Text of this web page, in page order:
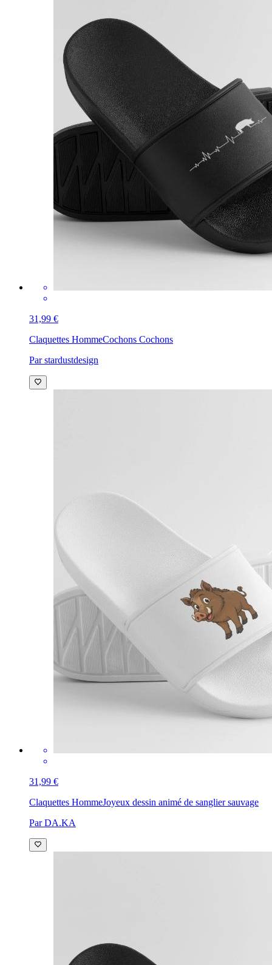
31,99 €
Claquettes HommeCochons Cochons
Par stardustdesign
31,99 €
Claquettes HommeJoyeux dessin animé de sanglier sauvage
Par DA.KA